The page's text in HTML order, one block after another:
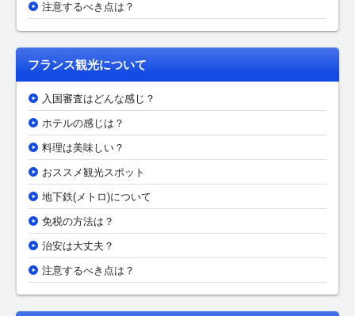
注意するべき点は？
フランス観光について
入国審査はどんな感じ？
ホテルの感じは？
料理は美味しい？
おススメ観光スポット
地下鉄(メトロ)について
免税の方法は？
治安は大丈夫？
注意するべき点は？